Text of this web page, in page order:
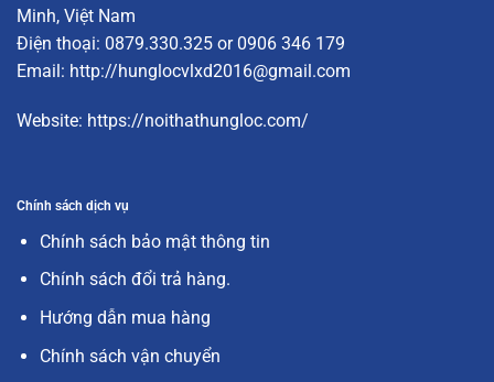
Minh, Việt Nam
Điện thoại: 0879.330.325 or 0906 346 179
Email: http://hunglocvlxd2016@gmail.com
Website: https://noithathungloc.com/
Chính sách dịch vụ
Chính sách bảo mật thông tin
Chính sách đổi trả hàng.
Hướng dẫn mua hàng
Chính sách vận chuyển